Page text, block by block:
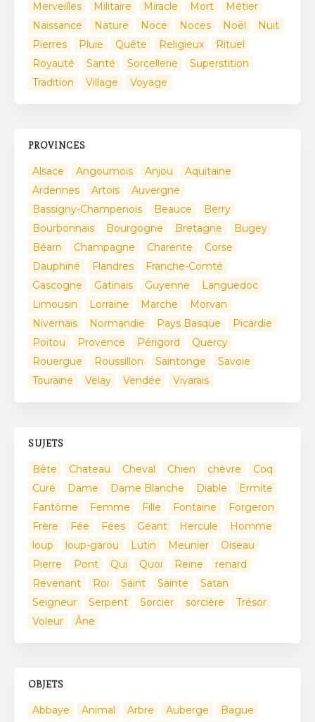
Merveilles
Militaire Miracle Mort
Métier
Naissance
Nature Noce Noces Noël
Nuit
Pierres
Pluie Quête Religieux
Rituel
Royauté
Santé Sorcellerie
Superstition
Tradition
Village Voyage
PROVINCES
Alsace Angoumois Anjou
Aquitaine
Ardennes
Artois
Auvergne
Bassigny-Champenois
Beauce
Berry
Bourbonnais
Bourgogne Bretagne
Bugey
Béarn
Champagne Charente
Corse
Dauphiné
Flandres
Franche-Comté
Gascogne
Gatinais Guyenne
Languedoc
Limousin
Lorraine Marche
Morvan
Nivernais
Normandie Pays Basque
Picardie
Poitou
Provence Périgord
Quercy
Rouergue
Roussillon Saintonge
Savoie
Touraine
Velay Vendée Vivarais
SUJETS
Bête Chateau Cheval Chien chèvre
Coq
Curé
Dame Dame Blanche Diable
Ermite
Fantôme
Femme Fille Fontaine
Forgeron
Frère
Fée Fées Géant Hercule
Homme
loup
loup-garou Lutin Meunier
Oiseau
Pierre
Pont Qui Quoi Reine
renard
Revenant
Roi Saint Sainte
Satan
Seigneur
Serpent Sorcier sorcière
Trésor
Voleur
Âne
OBJETS
Abbaye Animal Arbre Auberge
Bague